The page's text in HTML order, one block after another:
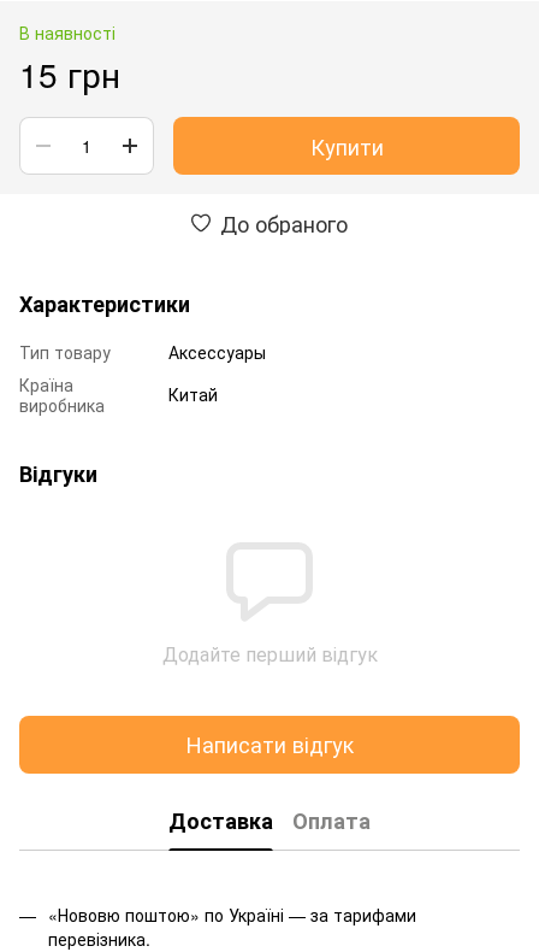
В наявності
15 грн
Купити
До обраного
Характеристики
Тип товару
Аксессуары
Країна
виробника
Китай
Відгуки
Додайте перший відгук
Написати відгук
Доставка Оплата
«Нововю поштою» по Україні — за тарифами
перевізника.